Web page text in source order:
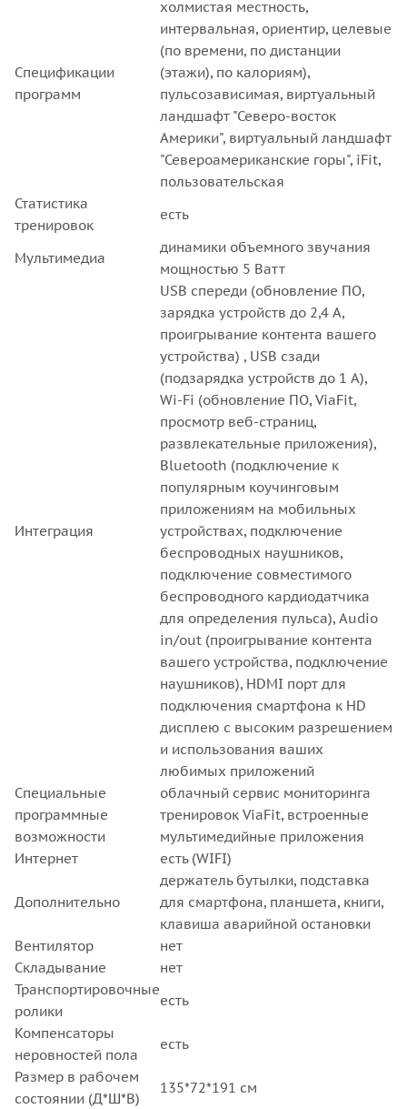
Спецификации
программ
холмистая местность,
интервальная, ориентир, целевые
(по времени, по дистанции
(этажи), по калориям),
пульсозависимая, виртуальный
ландшафт "Северо-восток
Америки", виртуальный ландшафт
"Североамериканские горы", iFit,
пользовательская
Статистика
тренировок
есть
Мультимедиа
динамики объемного звучания
мощностью 5 Ватт
Интеграция
USB спереди (обновление ПО,
зарядка устройств до 2,4 А,
проигрывание контента вашего
устройства) , USB сзади
(подзарядка устройств до 1 А),
Wi-Fi (обновление ПО, ViaFit,
просмотр веб-страниц,
развлекательные приложения),
Bluetooth (подключение к
популярным коучинговым
приложениям на мобильных
устройствах, подключение
беспроводных наушников,
подключение совместимого
беспроводного кардиодатчика
для определения пульса), Audio
in/out (проигрывание контента
вашего устройства, подключение
наушников), HDMI порт для
подключения смартфона к HD
дисплею с высоким разрешением
и использования ваших
любимых приложений
Специальные
программные
возможности
облачный сервис мониторинга
тренировок ViaFit, встроенные
мультимедийные приложения
Интернет
есть (WIFI)
Дополнительно
держатель бутылки, подставка
для смартфона, планшета, книги,
клавиша аварийной остановки
Вентилятор
нет
Складывание
нет
Транспортировочные
ролики
есть
Компенсаторы
неровностей пола
есть
Размер в рабочем
состоянии (Д*Ш*В)
135*72*191 см